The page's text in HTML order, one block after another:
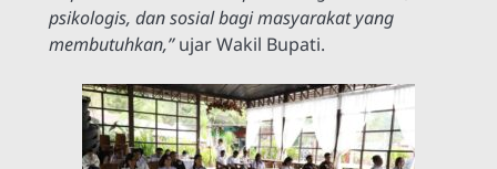
psikologis, dan sosial bagi masyarakat yang
membutuhkan,”ujar Wakil Bupati.